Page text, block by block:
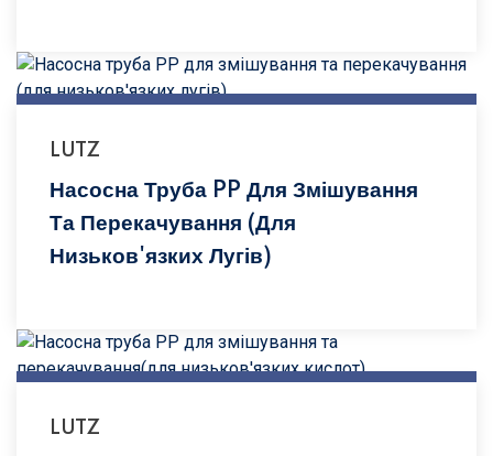
LUTZ
Насосна Труба PP Для Змішування
Та Перекачування (для
Низьков'язких Лугів)
LUTZ